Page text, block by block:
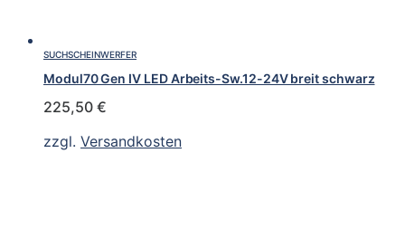
SUCHSCHEINWERFER
Modul70 Gen IV LED Arbeits-Sw.12-24V breit schwarz
225,50 €
zzgl. Versandkosten